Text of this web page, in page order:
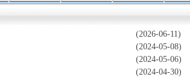
(2026-06-11)
(2024-05-08)
(2024-05-06)
(2024-04-30)